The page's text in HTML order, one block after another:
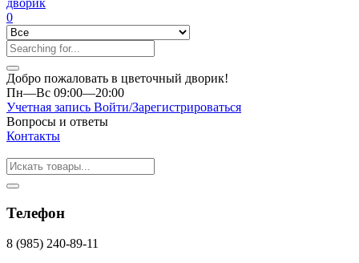
0
Добро пожаловать в цветочный дворик!
Пн—Вс 09:00—20:00
Учетная запись Войти/Зарегистрироваться
Вопросы и ответы
Контакты
Телефон
8 (985) 240-89-11